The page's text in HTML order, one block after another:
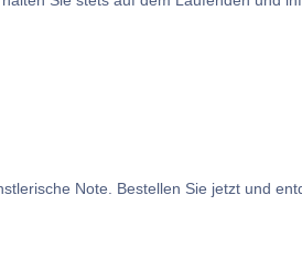
Note. Bestellen Sie jetzt und